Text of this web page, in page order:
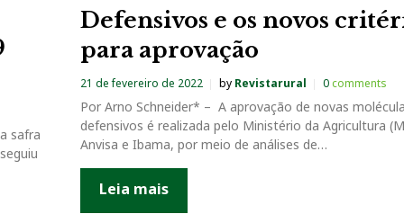
safra
Defensivos e os novos
para aprovação
21 de fevereiro de 2022 by Revistarural 0comments
Por Arno Schneider* – A aprovação de novas
defensivos é realizada pelo Ministério da Agricultura
Anvisa e Ibama, por meio de análises de…
Leia mais